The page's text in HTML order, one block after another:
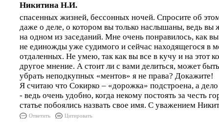
Никитина Н.И.
спасенных жизней, бессонных ночей. Спросите об
даже о деле, о котором вы только наслышаны, ведь вы
на одном из заседаний. Мне очень понравилось, как
не единожды уже судимого и сейчас находящегося в
отдаленных. Не умею, так как вы все в кучу и на этот
другое мнение. А стоит ли с вами делиться, может
убрать неподкупных «ментов» я не права? Докажите!
Я считаю что Сокирко – «дорожка» подстроена, а
- ведь очень удобно, когда некому постоять за честь
статье побоялись назвать свое имя. С уважением
Ответить Цитировать